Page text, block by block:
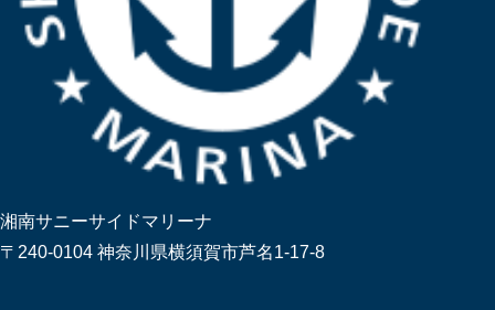
湘南サニーサイドマリーナ
〒240-0104 神奈川県横須賀市芦名1-17-8